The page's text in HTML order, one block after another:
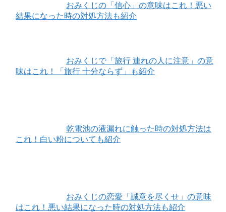
おみくじの「信心」の意味はこれ！悪い
結果になった時の対処方法も紹介
おみくじで「旅行 連れの人に注意」の意
味はこれ！「旅行 十分ならず」も紹介
乾電池の液漏れに触った時の対処方法は
これ！白い粉についても紹介
おみくじの恋愛「誠意を尽くせ」の意味
はこれ！悪い結果になった時の対処方法も紹介